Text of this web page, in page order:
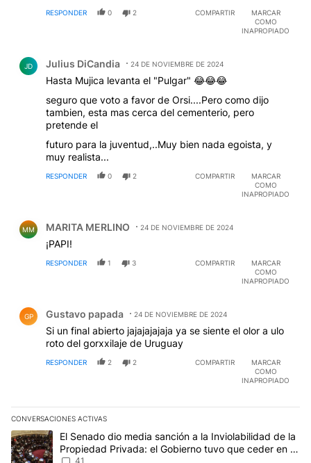
RESPONDER 0 2 COMPARTIR
MARCAR
COMO
INAPROPIADO
JD Julius DiCandia 24 DE NOVIEMBRE DE 2024
Hasta Mujica levanta el "Pulgar" 😂😂😂
seguro que voto a favor de Orsi....Pero como dijo
tambien, esta mas cerca del cementerio, pero
pretende el
futuro para la juventud,..Muy bien nada egoista, y
muy realista...
RESPONDER 0 2 COMPARTIR
MARCAR
COMO
INAPROPIADO
MM MARITA MERLINO 24 DE NOVIEMBRE DE 2024
¡PAPI!
RESPONDER 1 3 COMPARTIR
MARCAR
COMO
INAPROPIADO
GP Gustavo papada 24 DE NOVIEMBRE DE 2024
Si un final abierto jajajajajaja ya se siente el olor a ulo
roto del gorxxilaje de Uruguay
RESPONDER 2 2 COMPARTIR
MARCAR
COMO
INAPROPIADO
CONVERSACIONES ACTIVAS
Este listado muestra los artículos con más comentarios en los
Un artículo de tendencia con el título "El Senado dio media
El Senado dio media sanción a la Inviolabilidad de la
Propiedad Privada: el Gobierno tuvo que ceder en la
41